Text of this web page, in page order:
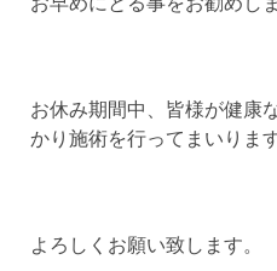
お休み期間中、皆様が健康
かり施術を行ってまいります
よろしくお願い致します。